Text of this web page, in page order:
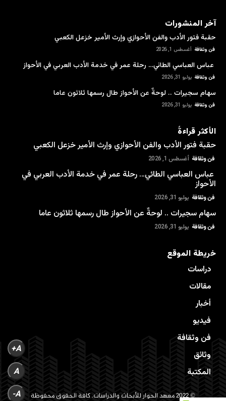
آخر المنشورات
حقبة فتور الأدب والفن الأحوازي وإرث الأمير خزعل الكعبي
فن وثقافة أغسطس 1, 2026
عباس العباسي الطائي… رحلة عمر في خدمة الأدب العربي في الأحواز
فن وثقافة يوليو 31, 2026
سهام سجيرات .. لوحةٌ عن الأحواز طال رسمها ثلاثون عاما
فن وثقافة يوليو 31, 2026
الأكثر قراءةً
حقبة فتور الأدب والفن الأحوازي وإرث الأمير خزعل الكعبي
فن وثقافة أغسطس 1, 2026
عباس العباسي الطائي… رحلة عمر في خدمة الأدب العربي في
الأحواز
فن وثقافة يوليو 31, 2026
سهام سجيرات .. لوحةٌ عن الأحواز طال رسمها ثلاثون عاما
فن وثقافة يوليو 31, 2026
خريطة الموقع
دراسات
مقالات
أخبار
فيديو
فن وثقافة
وثائق
المكتبة
© 2022 معهد الحوار للأبحاث والدراسات. كافة الحقوق محفوظة
A+
A
A-